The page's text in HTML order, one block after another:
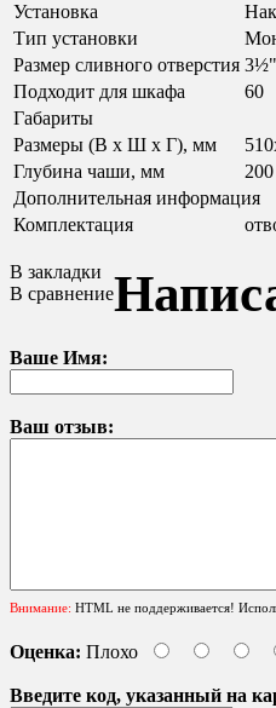
Установка
Тип установки
Размер сливного отверстия 3½"
Подходит для шкафа
60
Габариты
Размеры (В х Ш х Г), мм
Глубина чаши, мм
200
Дополнительная информация
Комплектация
В закладки
В сравнение
Ваше Имя:
Ваш отзыв:
Внимание: HTML не поддерживается!
Оценка: Плохо
Введите код, указанный на